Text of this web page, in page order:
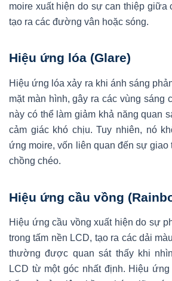
moire xuất hiện do sự can thiệp giữa
tạo ra các đường vân hoặc sóng.
Hiệu ứng lóa (Glare)
Hiệu ứng lóa xảy ra khi ánh sáng
mặt màn hình, gây ra các vùng sáng
này có thể làm giảm khả năng quan
cảm giác khó chịu. Tuy nhiên, nó
ứng moire, vốn liên quan đến sự giao
chồng chéo.
Hiệu ứng cầu vồng
Hiệu ứng cầu vồng xuất hiện do sự
trong tấm nền LCD, tạo ra các dải
thường được quan sát thấy khi
LCD từ một góc nhất định. Hiệu